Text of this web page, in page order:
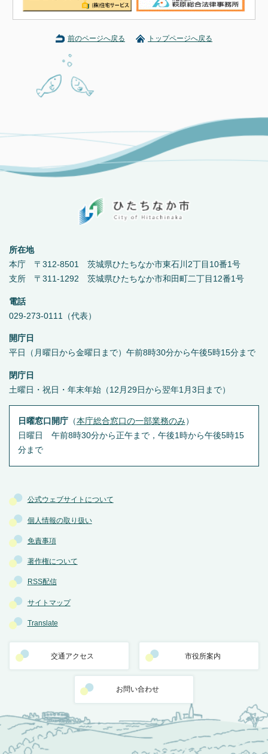
前のページへ戻る トップページへ戻る
公式ウェブサイトについて
個人情報の取り扱い
免責事項
著作権について
RSS配信
サイトマップ
Translate
交通アクセス 市役所案内
お問い合わせ
所在地
本庁 〒312-8501 茨城県ひたちなか市東石川2丁目10番1号
支所 〒311-1292 茨城県ひたちなか市和田町二丁目12番1号
電話
029-273-0111（代表）
開庁日
平日（月曜日から金曜日まで）午前8時30分から午後5時15分まで
閉庁日
土曜日・祝日・年末年始（12月29日から翌年1月3日まで）
日曜窓口開庁（本庁総合窓口の一部業務のみ ）
日曜日 午前8時30分から正午まで，午後1時から午後5時15
分まで